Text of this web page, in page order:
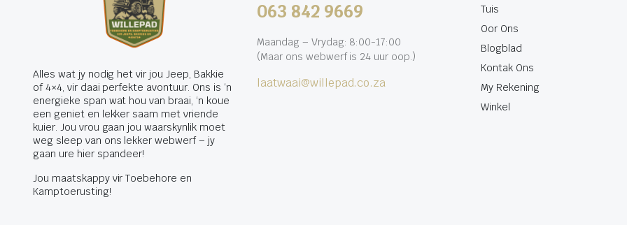
Alles wat jy nodig het vir jou Jeep, Bakkie
of 4×4, vir daai perfekte avontuur. Ons is ‘n
energieke span wat hou van braai, ‘n koue
een geniet en lekker saam met vriende
kuier. Jou vrou gaan jou waarskynlik moet
weg sleep van ons lekker webwerf – jy
gaan ure hier spandeer!
Jou maatskappy vir Toebehore en
Kamptoerusting!
063 842 9669
Maandag – Vrydag: 8:00-17:00
(Maar ons webwerf is 24 uur oop.)
laatwaai@willepad.co.za
Tuis
Oor Ons
Blogblad
Kontak Ons
My Rekening
Winkel